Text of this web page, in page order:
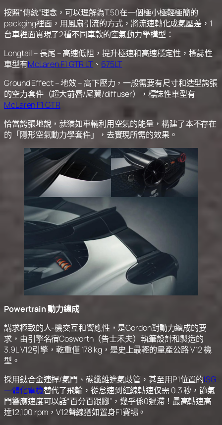
按照“傳統”理念，可以理解為T.50在一個極小極輕極簡的
packging裡面，用風扇引流的方式，將流速轉化成氣壓差，1
台車裡面實現了2種不同車款的空氣動力學構型：
Longtail – 長尾 – 高速低阻，提升極速和高速穩定性，標誌性
車型有McLaren F1 GTR LT 、 675LT
Ground Effect – 地效 – 高下壓力，一般需要有尺寸和造型誇張
的空力套件（超大前唇/尾翼/diffuser），標誌性車型有
McLaren F1 GTR
恰當誇張地說，就猶如車輛利用空氣的能量，構建了本不存在
的「隱形空氣動力學套件」，去實現所需的效果。
Powertrain 動力總成
講求極致的人-機交互和響應性，是Gordon對動力總成的要
求，由引擎名宿Cosworth（告士禾夫）執筆設計和製造的
3.9L V12引擎，乾重僅 178 kg，是史上最輕的量產公路 V12 機
型。
採用鈦合金連桿/氣門、碳纖維進氣歧管，甚至用P1位置的ISG
一體化電機替代了飛輪，從怠速到紅線轉速仅需 0.3 秒，節氣
門響應速度可以話“百分百跟腳”，幾乎係0遲滯！最高轉速高
達12,100 rpm，V12聲線猶如置身F1賽場。